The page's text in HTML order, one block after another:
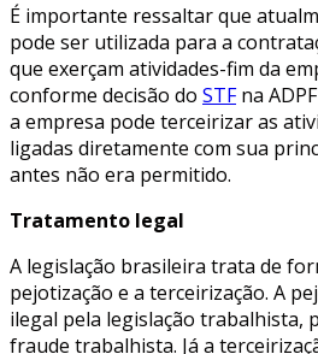
É importante ressaltar que
pode ser utilizada para a
que exerçam atividades-fim da
conforme decisão do STFna
a empresa pode terceirizar as
ligadas diretamente com sua
antes não era permitido.
Tratamento legal
A legislação brasileira trata de
pejotização e a terceirização. A
ilegal pela legislação trabalhista,
fraude trabalhista. Já a